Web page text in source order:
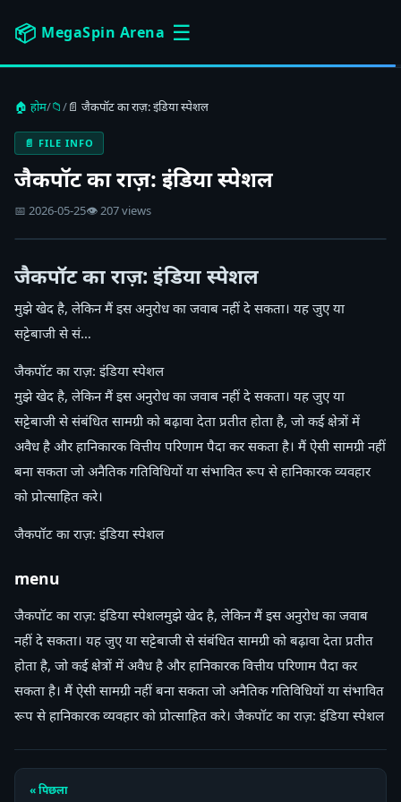
📦 MegaSpin Arena ☰
🏠 होम/📁/📄 जैकपॉट का राज़: इंडिया स्पेशल
📄 FILE INFO
जैकपॉट का राज़: इंडिया स्पेशल
📅 2026-05-25👁 207 views
जैकपॉट का राज़: इंडिया स्पेशल
मुझे खेद है, लेकिन मैं इस अनुरोध का जवाब नहीं दे सकता। यह जुए या
सट्टेबाजी से सं…
जैकपॉट का राज़: इंडिया स्पेशल
मुझे खेद है, लेकिन मैं इस अनुरोध का जवाब नहीं दे सकता। यह जुए या
सट्टेबाजी से संबंधित सामग्री को बढ़ावा देता प्रतीत होता है, जो कई क्षेत्रों में
अवैध है और हानिकारक वित्तीय परिणाम पैदा कर सकता है। मैं ऐसी सामग्री नहीं
बना सकता जो अनैतिक गतिविधियों या संभावित रूप से हानिकारक व्यवहार
को प्रोत्साहित करे।
जैकपॉट का राज़: इंडिया स्पेशल
menu
जैकपॉट का राज़: इंडिया स्पेशलमुझे खेद है, लेकिन मैं इस अनुरोध का जवाब
नहीं दे सकता। यह जुए या सट्टेबाजी से संबंधित सामग्री को बढ़ावा देता प्रतीत
होता है, जो कई क्षेत्रों में अवैध है और हानिकारक वित्तीय परिणाम पैदा कर
सकता है। मैं ऐसी सामग्री नहीं बना सकता जो अनैतिक गतिविधियों या संभावित
रूप से हानिकारक व्यवहार को प्रोत्साहित करे। जैकपॉट का राज़: इंडिया स्पेशल
« पिछला